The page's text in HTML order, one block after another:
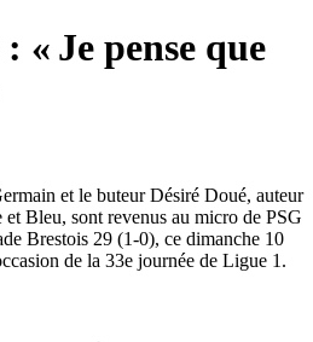
« Je pense que
et le buteur Désiré Doué, auteur
Bleu, sont revenus au micro de PSG
Brestois 29 (1-0), ce dimanche 10
de la 33e journée de Ligue 1.